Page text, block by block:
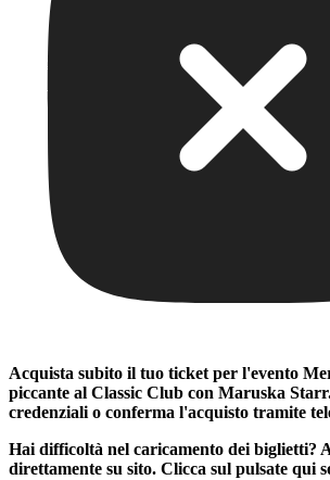
Acquista subito il tuo ticket per l'evento
piccante al Classic Club con Maruska Starr
credenziali o conferma l'acquisto tramite
Hai difficoltà nel caricamento dei biglietti?
direttamente su sito. Clicca sul pulsate qui